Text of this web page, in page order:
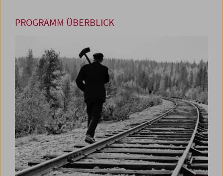
PROGRAMM ÜBERBLICK